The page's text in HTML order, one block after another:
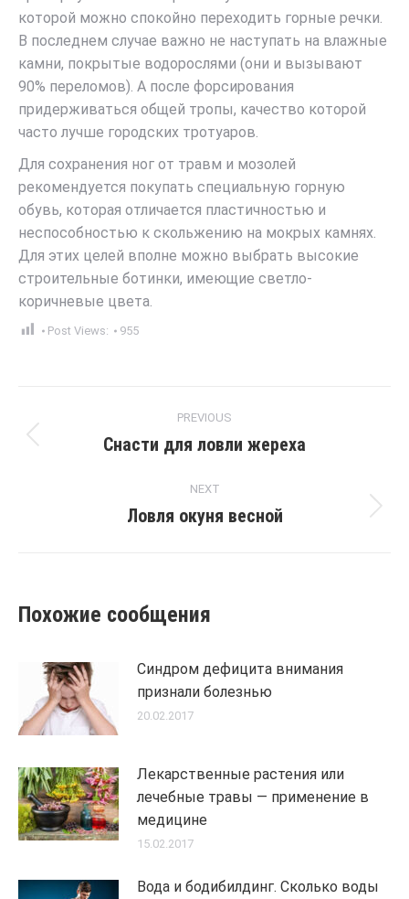
которой можно спокойно переходить горные речки.
В последнем случае важно не наступать на влажные
камни, покрытые водорослями (они и вызывают
90% переломов). А после форсирования
придерживаться общей тропы, качество которой
часто лучше городских тротуаров.
Для сохранения ног от травм и мозолей
рекомендуется покупать специальную горную
обувь, которая отличается пластичностью и
неспособностью к скольжению на мокрых камнях.
Для этих целей вполне можно выбрать высокие
строительные ботинки, имеющие светло-
коричневые цвета.
Post Views: 955
navigation
PREVIOUS
Previous
Снасти для ловли жереха
NEXT
Next
Ловля окуня весной
Похожие сообщения
Синдром дефицита внимания
признали болезнью
20.02.2017
Лекарственные растения или
лечебные травы — применение в
медицине
15.02.2017
Вода и бодибилдинг. Сколько воды